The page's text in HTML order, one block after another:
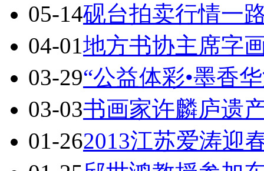
05-14砚台拍卖行情一
04-01地方书协主席字
03-29“公益体彩•墨香
03-03书画家许麟庐遗
01-262013江苏爱涛迎